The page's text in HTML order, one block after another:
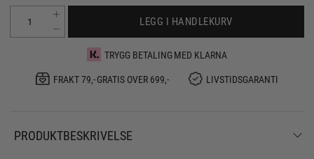
LEGG I HANDLEKURV
TRYGG BETALING MED KLARNA
FRAKT 79,- GRATIS OVER 699,-
LIVSTIDSGARANTI
PRODUKTBESKRIVELSE